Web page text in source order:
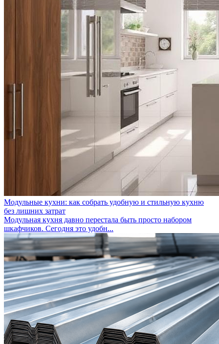
Модульные кухни: как собрать удобную и стильную кухню
без лишних затрат
Модульная кухня давно перестала быть просто набором
шкафчиков. Сегодня это удобн...